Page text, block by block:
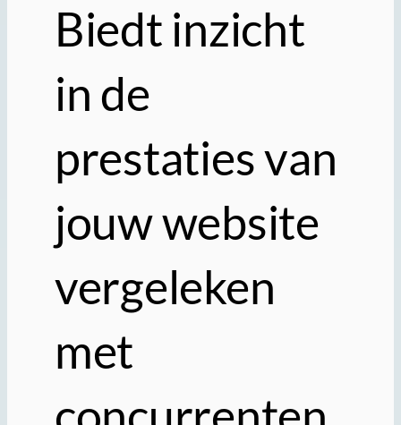
Biedt inzicht
in de
prestaties van
jouw website
vergeleken
met